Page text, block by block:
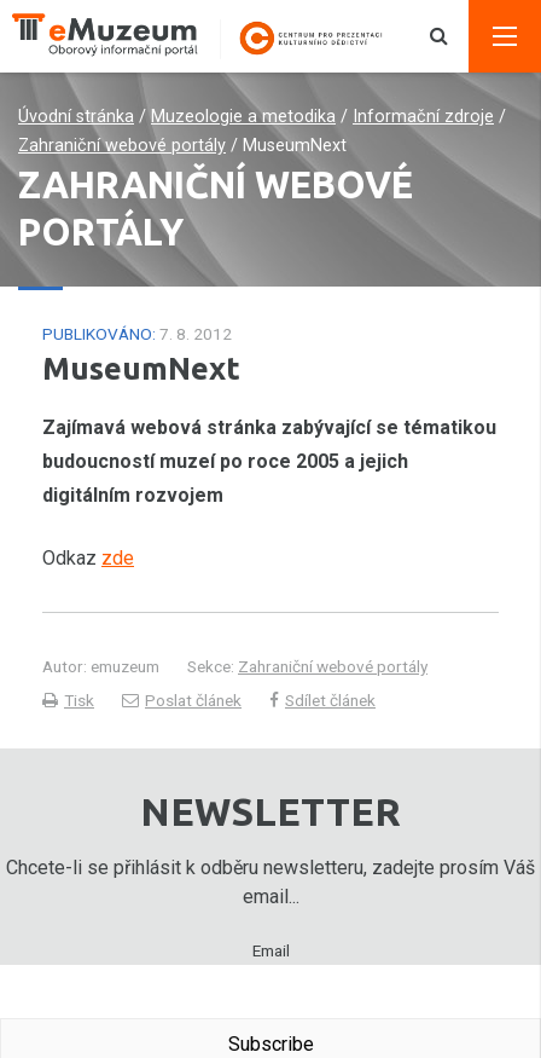
Úvodní stránka / Muzeologie a metodika / Informační zdroje /
Zahraniční webové portály / MuseumNext
ZAHRANIČNÍ WEBOVÉ
PORTÁLY
PUBLIKOVÁNO: 7. 8. 2012
MuseumNext
Zajímavá webová stránka zabývající se tématikou
budoucností muzeí po roce 2005 a jejich
digitálním rozvojem
Odkaz zde
Autor: emuzeum Sekce: Zahraniční webové portály
Tisk
Poslat článek Sdílet článek
NEWSLETTER
Chcete-li se přihlásit k odběru newsletteru, zadejte prosím Váš
email...
Email
Subscribe